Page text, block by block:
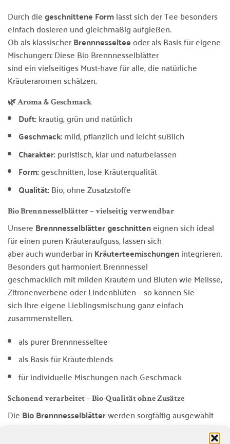
Durch diegeschnittene Formlässt sich der Tee besonders
einfach dosieren und gleichmäßig aufgießen.
Ob als klassischerBrennnesselteeoder als Basis für eigene
Mischungen: Diese Bio Brennnesselblätter
sind ein vielseitiges Must-have für alle, die natürliche
Kräuteraromen schätzen.
🌿 Aroma & Geschmack
Duft:krautig, grün und natürlich
Geschmack:mild, pflanzlich und leicht süßlich
Charakter:puristisch, klar und naturbelassen
Form:geschnitten, lose Kräuterqualität
Qualität:Bio, ohne Zusatzstoffe
Bio Brennnesselblätter – vielseitig verwendbar
Unsere Brennnesselblätter geschnitteneignen sich ideal
für einen puren Kräuteraufguss, lassen sich
aber auch wunderbar in Kräuterteemischungenintegrieren.
Besonders gut harmoniert Brennnessel
geschmacklich mit milden Kräutern und Blüten wie Melisse,
Zitronenverbene oder Lindenblüten – so können Sie
sich Ihre eigene Lieblingsmischung ganz einfach
zusammenstellen.
als purer Brennnesseltee
als Basis für Kräuterblends
für individuelle Mischungen nach Geschmack
Schonend verarbeitet – Bio-Qualität ohne Zusätze
Die Bio Brennnesselblätterwerden sorgfältig ausgewählt
und schonend getrocknet, damit Aroma, Farbe